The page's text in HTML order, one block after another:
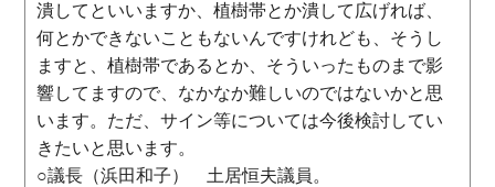
潰してといいますか、植樹帯とか潰して広げれば、
何とかできないこともないんですけれども、そうし
ますと、植樹帯であるとか、そういったものまで影
響してますので、なかなか難しいのではないかと思
います。ただ、サイン等については今後検討してい
きたいと思います。
○議長（浜田和子） 土居恒夫議員。